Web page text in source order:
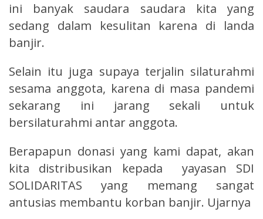
ini banyak saudara saudara kita yang
sedang dalam kesulitan karena di landa
banjir.
Selain itu juga supaya terjalin silaturahmi
sesama anggota, karena di masa pandemi
sekarang ini jarang sekali untuk
bersilaturahmi antar anggota.
Berapapun donasi yang kami dapat, akan
kita distribusikan kepada yayasan SDI
SOLIDARITAS yang memang sangat
antusias membantu korban banjir. Ujarnya